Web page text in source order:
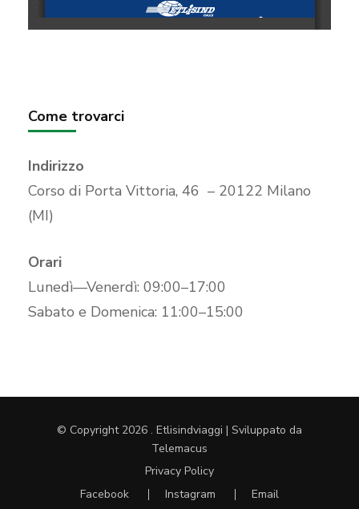
Come trovarci
Indirizzo
Corso di Porta Vittoria, 46 – 20122 Milano
(MI)
Orari
Lunedì—Venerdì: 09:00–17:00
Sabato e Domenica: 11:00–15:00
© Copyright 2026 . Etlisindviaggi | Sviluppato da
Telemacus
Privacy Policy
Facebook
Instagram Email